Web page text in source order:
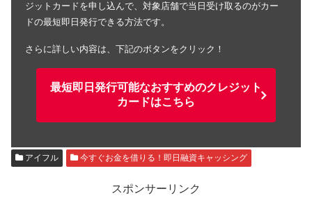
ジットカードを申し込んで、対象店舗で当日受け取るのがカー
ドの最短即日発行できる方法です。
さらに詳しい内容は、下記のボタンをクリック！
最短即日発行可能なおすすめのクレジット
カードはこちら
アイフル 今すぐお金を借りる！即日融資キャッシング
スポンサーリンク